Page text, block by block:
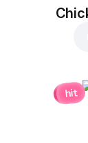
hit